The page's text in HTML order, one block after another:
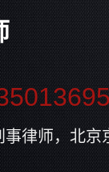
律师，北京